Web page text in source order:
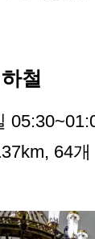
철
64